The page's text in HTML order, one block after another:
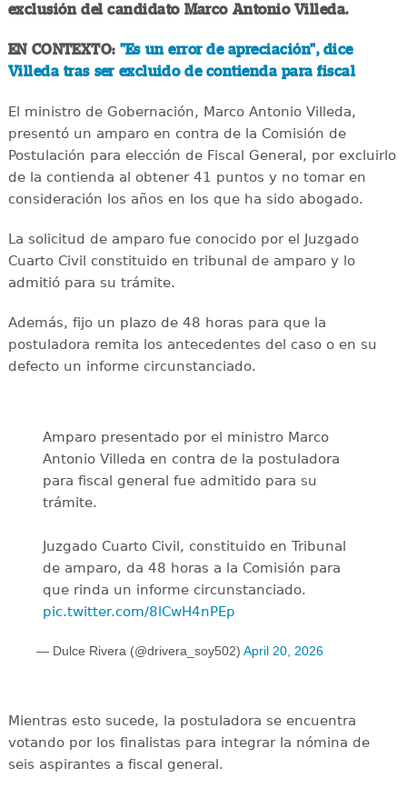
exclusión del candidato Marco Antonio Villeda.
EN CONTEXTO: "Es un error de apreciación", dice
Villeda tras ser excluido de contienda para fiscal
El ministro de Gobernación, Marco Antonio Villeda,
presentó un amparo en contra de la Comisión de
Postulación para elección de Fiscal General, por excluirlo
de la contienda al obtener 41 puntos y no tomar en
consideración los años en los que ha sido abogado.
La solicitud de amparo fue conocido por el Juzgado
Cuarto Civil constituido en tribunal de amparo y lo
admitió para su trámite.
Además, fijo un plazo de 48 horas para que la
postuladora remita los antecedentes del caso o en su
defecto un informe circunstanciado.
Amparo presentado por el ministro Marco
Antonio Villeda en contra de la postuladora
para fiscal general fue admitido para su
trámite.
Juzgado Cuarto Civil, constituido en Tribunal
de amparo, da 48 horas a la Comisión para
que rinda un informe circunstanciado.
pic.twitter.com/8lCwH4nPEp
— Dulce Rivera (@drivera_soy502) April 20, 2026
Mientras esto sucede, la postuladora se encuentra
votando por los finalistas para integrar la nómina de
seis aspirantes a fiscal general.